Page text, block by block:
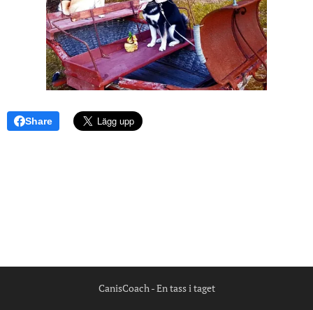
Share
CanisCoach - En tass i taget